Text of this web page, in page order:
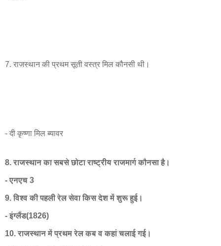
7. राजस्थान की प्रथम सूती वस्त्र मिल कौनसी थी।
- दी कृष्णा मिल ब्यावर
8. राजस्थान का सबसे छोटा राष्ट्रीय राजमार्ग कौनसा है।
- एनएच 3
9. विश्व की पहली रेल सेवा किस देश में शुरू हुई।
- इंग्लैंड(1826)
10. राजस्थान में प्रथम रेल कब व कहां चलाई गई।